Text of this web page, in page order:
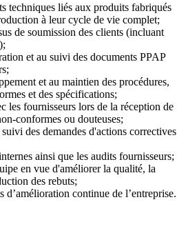
techniques liés aux produits fabriqués
à leur cycle de vie complet;
de soumission des clients (incluant
et au suivi des documents PPAP
et au maintien des procédures,
et des spécifications;
les fournisseurs lors de la réception de
conformes ou douteuses;
des demandes d'actions correctives
ainsi que les audits fournisseurs;
en vue d'améliorer la qualité, la
des rebuts;
d’amélioration continue de l’entreprise.